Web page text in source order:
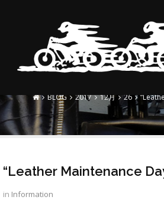
“LEATHER
DAYS”
BLOG 2017 12月 26
“Leather Maintenance
in Information